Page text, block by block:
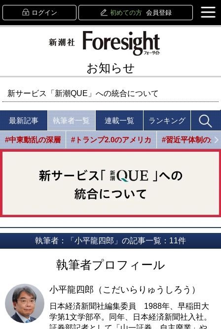
ログイン 初めての方 会員登録
お知らせ
新サービス「新潮QUE」への統合について
最新記事 執筆者一覧 連載一覧 ランキング
#中東動乱の深層 #トランプ2.0のアメリカ #習近平体制の光
執筆者：「小平龍四郎」の記事一覧：11件
執筆者プロフィール
小平龍四郎（こだいらりゅうしろう）
日本経済新聞社編集委員 1988年、早稲田大
学第1文学部卒。同年、日本経済新聞社入社。